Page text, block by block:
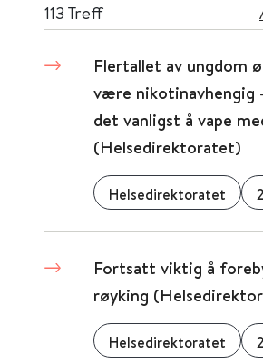
113 Treff
Flertallet av ungdom
være nikotinavhengig
det vanligst å vape
(Helsedirektoratet)
Helsedirektoratet
Fortsatt viktig å
røyking
Helsedirektoratet